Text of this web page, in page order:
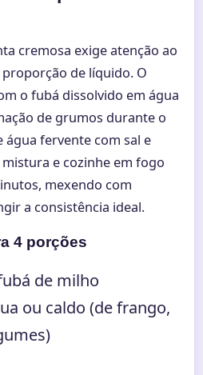
cremosa exige atenção ao
de líquido. O
o fubá dissolvido em água
de grumos durante o
água fervente com sal e
e cozinhe em fogo
mexendo com
a consistência ideal.
4 porções
de milho
ou caldo (de frango,